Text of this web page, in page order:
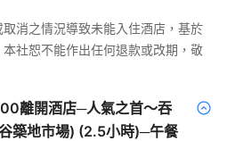
消之情況導致未能入住酒店，基於
社恕不能作出任何退款或改期，敬
離開酒店─人氣之首～吞
築地市場) (2.5小時)─午餐